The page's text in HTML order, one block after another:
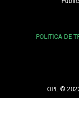
POLíTICA DE
OPE ©